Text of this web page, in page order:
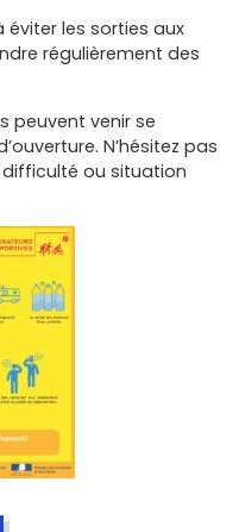
éviter les sorties aux
régulièrement des
peuvent venir se
N’hésitez pas
ou situation